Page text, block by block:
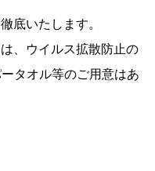
いたします。
、ウイルス拡散防止の
タオル等のご用意はあ